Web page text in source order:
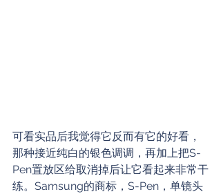
可看实品后我觉得它反而有它的好看，
那种接近纯白的银色调调，再加上把S-
Pen置放区给取消掉后让它看起来非常干
练。Samsung的商标，S-Pen，单镜头